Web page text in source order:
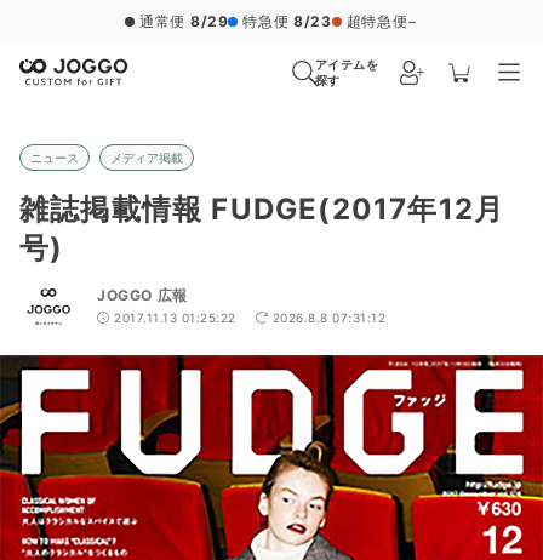
通常便 8/29 特急便 8/23 超特急便−
アイテムを
探す
ニュース メディア掲載
雑誌掲載情報 FUDGE(2017年12月
号)
JOGGO 広報
2017.11.13 01:25:22 2026.8.8 07:31:12